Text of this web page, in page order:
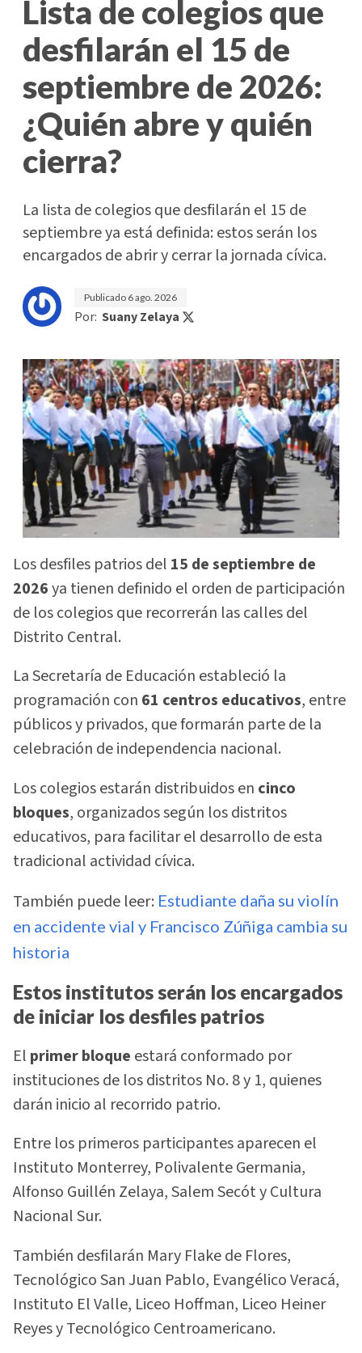
Lista de colegios que
desfilarán el 15 de
septiembre de 2026:
¿Quién abre y quién
cierra?
La lista de colegios que desfilarán el 15 de
septiembre ya está definida: estos serán los
encargados de abrir y cerrar la jornada cívica.
Publicado 6 ago. 2026
Por: Suany Zelaya
Los desfiles patrios del 15 de septiembre de
2026ya tienen definido el orden de participación
de los colegios que recorrerán las calles del
Distrito Central.
La Secretaría de Educación estableció la
programación con 61 centros educativos, entre
públicos y privados, que formarán parte de la
celebración de independencia nacional.
Los colegios estarán distribuidos en cinco
bloques, organizados según los distritos
educativos, para facilitar el desarrollo de esta
tradicional actividad cívica.
También puede leer: Estudiante daña su violín
en accidente vial y Francisco Zúñiga cambia su
historia
Estos institutos serán los encargados
de iniciar los desfiles patrios
El primer bloque estará conformado por
instituciones de los distritos No. 8 y 1, quienes
darán inicio al recorrido patrio.
Entre los primeros participantes aparecen el
Instituto Monterrey, Polivalente Germania,
Alfonso Guillén Zelaya, Salem Secót y Cultura
Nacional Sur.
También desfilarán Mary Flake de Flores,
Tecnológico San Juan Pablo, Evangélico Veracá,
Instituto El Valle, Liceo Hoffman, Liceo Heiner
Reyes y Tecnológico Centroamericano.